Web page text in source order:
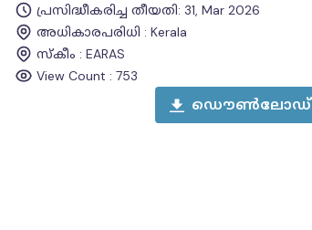
പ്രസിദ്ധീകരിച്ച തീയതി: 31, Mar 2026
അധികാരപരിധി : Kerala
സ്കീം : EARAS
View Count : 753
ഡൌൺലോഡ്